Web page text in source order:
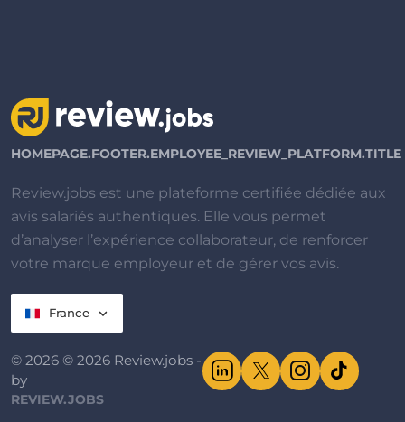
HOMEPAGE.FOOTER.EMPLOYEE_REVIEW_PLATFORM.TITLE
Review.jobs est une plateforme certifiée dédiée aux
avis salariés authentiques. Elle vous permet
d’analyser l’expérience collaborateur, de renforcer
votre marque employeur et de gérer vos avis.
France
© 2026 © 2026 Review.jobs -
by
REVIEW.JOBS